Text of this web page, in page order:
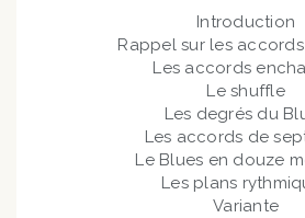
Introduction
Rappel sur les
Les accords
Le shuffle
Les degrés du
Les accords de
Le Blues en douze
Les plans
Variante